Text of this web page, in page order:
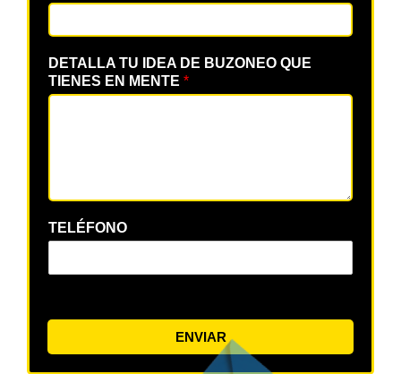
DETALLA TU IDEA DE BUZONEO QUE
TIENES EN MENTE *
TELÉFONO
ENVIAR